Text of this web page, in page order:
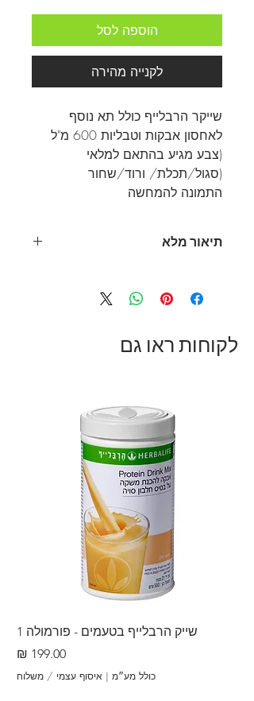
הוספה לסל
לקנייה מהירה
שייקר הרבלייף כולל תא נוסף
לאחסון אבקות וטבליות 600 מ"ל
(צבע מגיע בהתאם למלאי
(סגול/תכלת/ ורוד/שחור
התמונה להמחשה
תיאור מלא
אבקות וטבליות 600 מ"ל
מפיצים רשמיים של הרבלייף
לקוחות ראו גם
שייק הרבלייף בטעמים - פורמולה 1
מחיר
כולל מע״מ | איסוף עצמי / משלוח